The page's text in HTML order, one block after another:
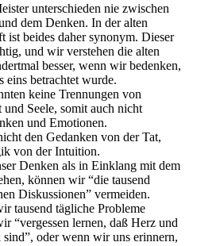
unterschieden nie zwischen
dem Denken. In der alten
ist beides daher synonym. Dieser
und wir verstehen die alten
besser, wenn wir bedenken,
eins betrachtet wurde.
keine Trennungen von
Seele, somit auch nicht
und Emotionen.
den Gedanken von der Tat,
von der Intuition.
Denken als in Einklang mit dem
können wir “die tausend
Diskussionen” vermeiden.
tausend tägliche Probleme
“vergessen lernen, daß Herz und
oder wenn wir uns erinnern,